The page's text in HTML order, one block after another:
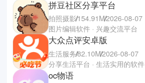
拼豆社区分享平台
拍照摄影154.91M2026-08-07
图片编辑软件 · 兴趣交流平台
大众点评安卓版
生活服务82.10M2026-08-07
分享生活平台 · 生活实用的软件
oc物语